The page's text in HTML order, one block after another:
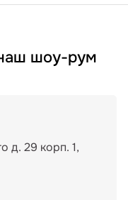
шоу-рум
д. 29 корп. 1,